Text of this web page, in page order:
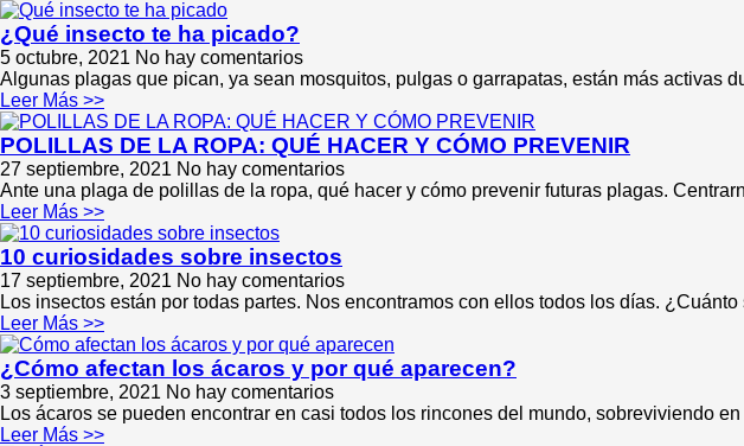
¿Qué insecto te ha picado?
5 octubre, 2021 No hay comentarios
Algunas plagas que pican, ya sean mosquitos, pulgas o garrapatas, están más activas
Leer Más >>
POLILLAS DE LA ROPA: QUÉ HACER Y CÓMO PREVENIR
27 septiembre, 2021 No hay comentarios
Ante una plaga de polillas de la ropa, qué hacer y cómo prevenir futuras plagas.
Leer Más >>
10 curiosidades sobre insectos
17 septiembre, 2021 No hay comentarios
Los insectos están por todas partes. Nos encontramos con ellos todos los días.
Leer Más >>
¿Cómo afectan los ácaros y por qué aparecen?
3 septiembre, 2021 No hay comentarios
Los ácaros se pueden encontrar en casi todos los rincones del mundo, sobreviviendo
Leer Más >>